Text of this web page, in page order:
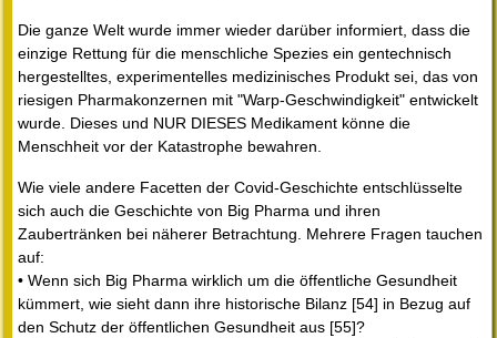
Die ganze Welt wurde immer wieder darüber informiert, dass die
einzige Rettung für die menschliche Spezies ein gentechnisch
hergestelltes, experimentelles medizinisches Produkt sei, das von
riesigen Pharmakonzernen mit "Warp-Geschwindigkeit" entwickelt
wurde. Dieses und NUR DIESES Medikament könne die
Menschheit vor der Katastrophe bewahren.
Wie viele andere Facetten der Covid-Geschichte entschlüsselte
sich auch die Geschichte von Big Pharma und ihren
Zaubertränken bei näherer Betrachtung. Mehrere Fragen tauchen
auf:
• Wenn sich Big Pharma wirklich um die öffentliche Gesundheit
kümmert, wie sieht dann ihre historische Bilanz [54] in Bezug auf
den Schutz der öffentlichen Gesundheit aus [55]?